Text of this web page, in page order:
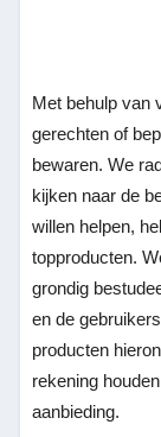
Met behulp van
gerechten of
bewaren. We
kijken naar de
willen helpen,
topproducten.
grondig
en de
producten
rekening
aanbieding.